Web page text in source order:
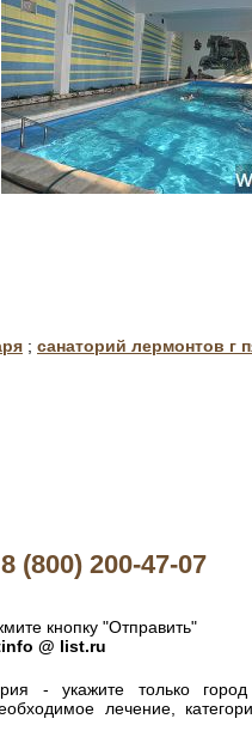
; санаторий лермонтов г
(800) 200-47-07
кнопку "Отправить"
@ list.ru
- укажите только
лечение,